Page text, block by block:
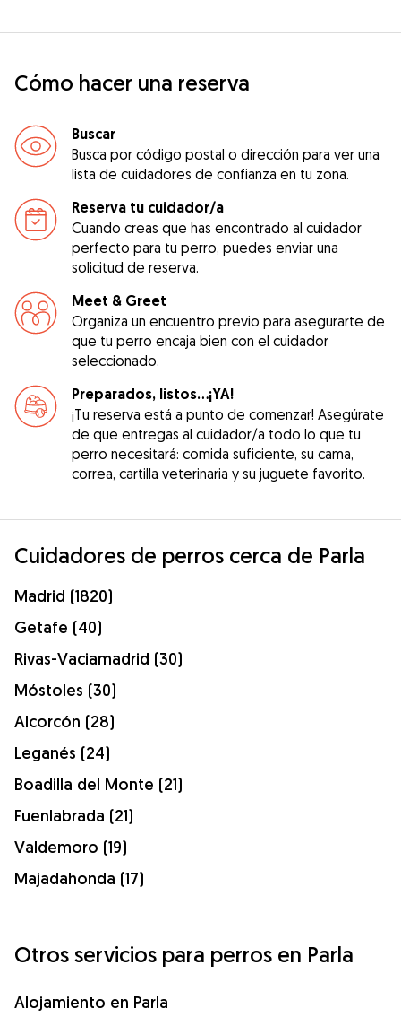
Cómo hacer una reserva
Buscar
Busca por código postal o dirección para ver una
lista de cuidadores de confianza en tu zona.
Reserva tu cuidador/a
Cuando creas que has encontrado al cuidador
perfecto para tu perro, puedes enviar una
solicitud de reserva.
Meet & Greet
Organiza un encuentro previo para asegurarte de
que tu perro encaja bien con el cuidador
seleccionado.
Preparados, listos...¡YA!
¡Tu reserva está a punto de comenzar! Asegúrate
de que entregas al cuidador/a todo lo que tu
perro necesitará: comida suficiente, su cama,
correa, cartilla veterinaria y su juguete favorito.
Cuidadores de perros cerca de Parla
Madrid (1820)
Getafe (40)
Rivas-Vaciamadrid (30)
Móstoles (30)
Alcorcón (28)
Leganés (24)
Boadilla del Monte (21)
Fuenlabrada (21)
Valdemoro (19)
Majadahonda (17)
Otros servicios para perros en Parla
Alojamiento en Parla